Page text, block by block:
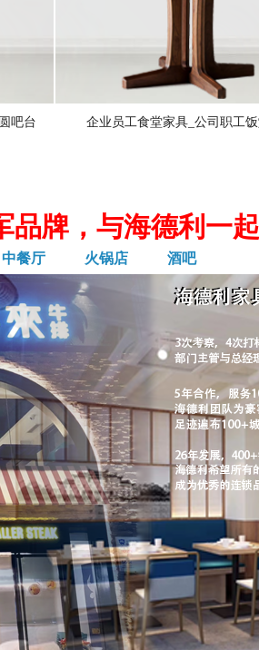
吧台 企业员工食堂家具_公司职工
品牌，与海德利一
中餐厅 火锅店 酒吧